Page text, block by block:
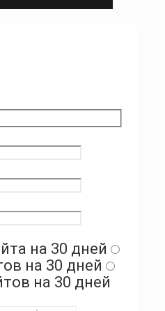
на 30 дней
на 30 дней
на 30 дней